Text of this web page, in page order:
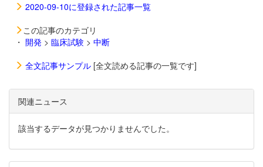
2020-09-10に登録された記事一覧
この記事のカテゴリ
・ 開発 > 臨床試験 > 中断
全文記事サンプル [全文読める記事の一覧です]
関連ニュース
該当するデータが見つかりませんでした。